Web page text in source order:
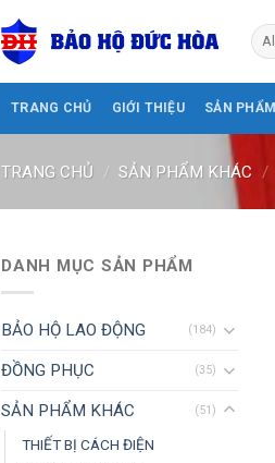
TRANG CHỦ GIỚI THIỆU SẢN PHẨM
TRANG CHỦ / SẢN PHẨM KHÁC /
DANH MỤC SẢN PHẨM
BẢO HỘ LAO ĐỘNG (184)
ĐỒNG PHỤC (35)
SẢN PHẨM KHÁC (51)
THIẾT BỊ CÁCH ĐIỆN